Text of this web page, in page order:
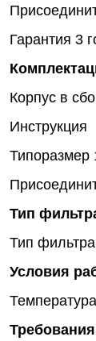
Гарантия 3
Корпус в
Инструкция
Типоразмер
Тип
Тип фильтра
Условия